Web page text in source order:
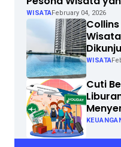
WISATAFebruary 04, 2026
WISATA
Cuti